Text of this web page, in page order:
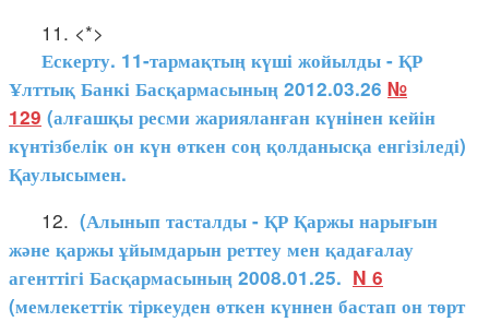
11. <*>
Ескерту. 11-тармақтың күші жойылды - ҚР
Ұлттық Банкі Басқармасының 2012.03.26 №
129 (алғашқы ресми жарияланған күнінен кейін
күнтізбелік он күн өткен соң қолданысқа енгізіледі)
Қаулысымен.
12. (Алынып тасталды - ҚР Қаржы нарығын
және қаржы ұйымдарын реттеу мен қадағалау
агенттігі Басқармасының 2008.01.25. N 6
(мемлекеттік тіркеуден өткен күннен бастап он төрт